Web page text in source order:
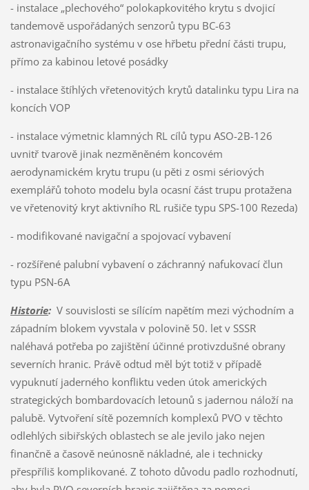
- instalace „plechového“ polokapkovitého krytu s dvojicí
tandemově uspořádaných senzorů typu BC-63
astronavigačního systému v ose hřbetu přední části trupu,
přímo za kabinou letové posádky
- instalace štíhlých vřetenovitých krytů datalinku typu Lira na
koncích VOP
- instalace výmetnic klamných RL cílů typu ASO-2B-126
uvnitř tvarově jinak nezměněném koncovém
aerodynamickém krytu trupu (u pěti z osmi sériových
exemplářů tohoto modelu byla ocasní část trupu protažena
ve vřetenovitý kryt aktivního RL rušiče typu SPS-100 Rezeda)
- modifikované navigační a spojovací vybavení
- rozšířené palubní vybavení o záchranný nafukovací člun
typu PSN-6A
Historie:V souvislosti se sílícím napětím mezi východním a
západním blokem vyvstala v polovině 50. let v SSSR
naléhavá potřeba po zajištění účinné protivzdušné obrany
severních hranic. Právě odtud měl být totiž v případě
vypuknutí jaderného konfliktu veden útok amerických
strategických bombardovacích letounů s jadernou náloží na
palubě. Vytvoření sítě pozemních komplexů PVO v těchto
odlehlých sibiřských oblastech se ale jevilo jako nejen
finančně a časově neúnosně nákladné, ale i technicky
přespříliš komplikované. Z tohoto důvodu padlo rozhodnutí,